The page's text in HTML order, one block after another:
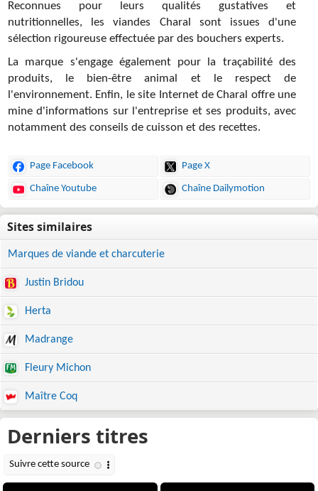
Reconnues pour leurs qualités gustatives et
nutritionnelles, les viandes Charal sont issues d'une
sélection rigoureuse effectuée par des bouchers experts.
La marque s'engage également pour la traçabilité des
produits, le bien-être animal et le respect de
l'environnement. Enfin, le site Internet de Charal offre une
mine d'informations sur l'entreprise et ses produits, avec
notamment des conseils de cuisson et des recettes.
Page Facebook Page X
Chaîne Youtube Chaîne Dailymotion
Marques de viande et charcuterie
Justin Bridou
Herta
Madrange
Fleury Michon
Maître Coq